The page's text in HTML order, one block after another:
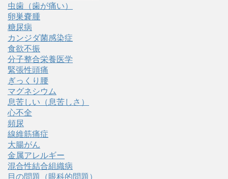
虫歯（歯が痛い）
卵巣嚢腫
糖尿病
カンジダ菌感染症
食欲不振
分子整合栄養医学
緊張性頭痛
ぎっくり腰
マグネシウム
息苦しい（息苦しさ）
心不全
頻尿
線維筋痛症
大腸がん
金属アレルギー
混合性結合組織病
目の問題（眼科的問題）